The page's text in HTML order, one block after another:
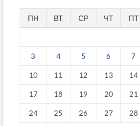
ПН ВТ СР ЧТ ПТ
3 4 5 6 7
10 11 12 13 14
17 18 19 20 21
24 25 26 27 28